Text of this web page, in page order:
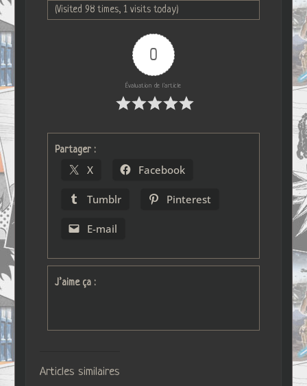
(Visited 98 times, 1 visits today)
0
Évaluation de l'article
Partager :
X Facebook
Tumblr Pinterest
E-mail
J’aime ça :
Articles similaires